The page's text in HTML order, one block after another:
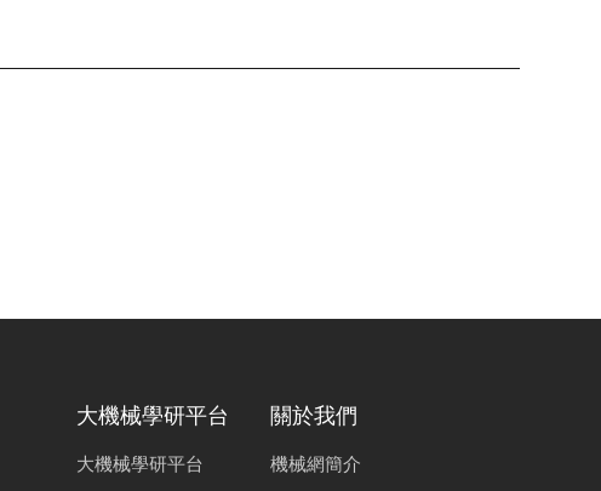
大機械學研平台
大機械學研平台
關於我們
機械網簡介